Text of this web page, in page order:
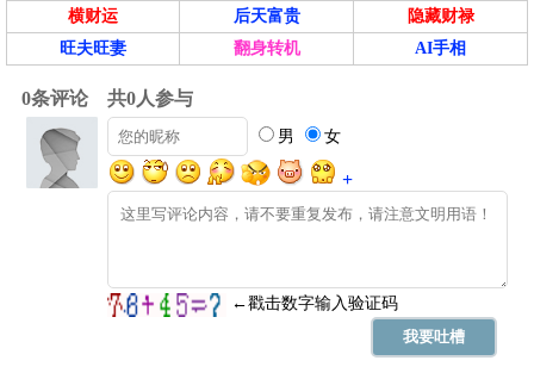
横财运
后天富贵
隐藏财禄
旺夫旺妻
翻身转机 AI手相